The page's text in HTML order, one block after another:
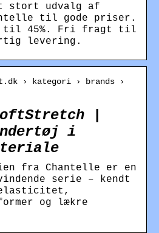
stort udvalg af
til gode priser.
til 45%. Fri fragt til
levering.
› kategori › brands ›
|
i
fra Chantelle er en
serie – kendt
og lækre